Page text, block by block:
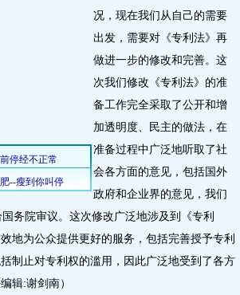
况，现在我们从自己的需要
出发，需要对《专利法》再
做进一步的修改和完善。这
次我们修改《专利法》的准
备工作完全采取了公开和增
加透明度、民主的做法，在
准备过程中广泛地听取了社
会各方面的意见，包括国外
政府和企业界的意见，我们
务院审议。这次修改广泛地涉及到《专利
地为公众提供更好的服务，包括完善授予专利
制止对专利权的滥用，因此广泛地受到了各方
辑:谢剑南）